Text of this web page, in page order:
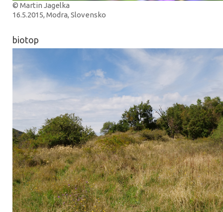
© Martin Jagelka
16.5.2015, Modra, Slovensko
biotop